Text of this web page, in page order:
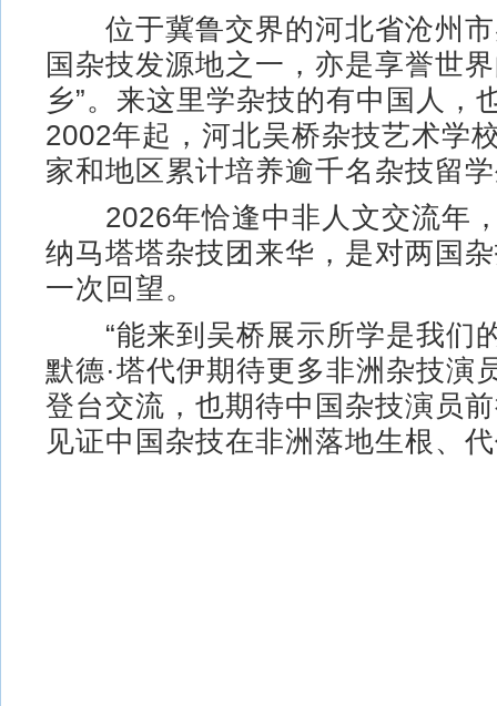
位于冀鲁交界的河北省沧州市
国杂技发源地之一，亦是享誉世
乡”。来这里学杂技的有中国人，
2002年起，河北吴桥杂技艺术学
家和地区累计培养逾千名杂技留
2026年恰逢中非人文交流年
纳马塔塔杂技团来华，是对两国
一次回望。
“能来到吴桥展示所学是我们
默德·塔代伊期待更多非洲杂技演
登台交流，也期待中国杂技演员
见证中国杂技在非洲落地生根、